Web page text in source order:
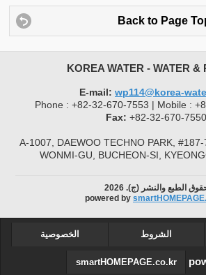
Back to Page
KOREA WATER - WATER &
E-mail: wp114@korea-
Phone : +82-32-670-7553 | Mobile :
Fax: +82-32-670-7550
A-1007, DAEWOO TECHNO PARK,
WONMI-GU, BUCHEON-SI,
الطبع والنشر (ج). 2026
powered by
الخصوصية الشروط
smartHOMEPAGE.co.kr